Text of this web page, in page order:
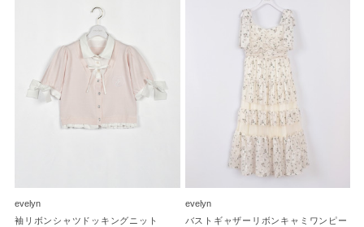
evelyn
袖リボンシャツドッキングニット
evelyn
バストギャザーリボンキャミワンピー